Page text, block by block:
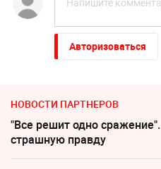
Авторизоваться
НОВОСТИ ПАРТНЕРОВ
"Все решит одно
страшную правду